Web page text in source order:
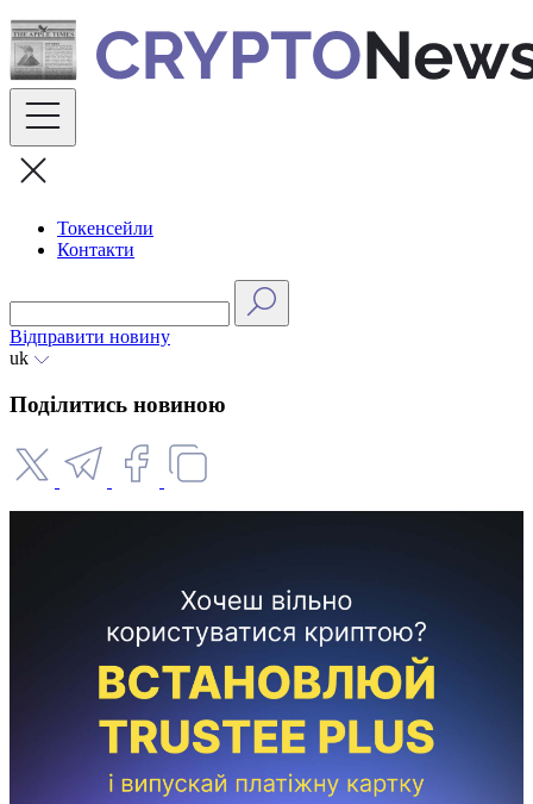
Skip
to
content
Токенсейли
Контакти
Відправити новину
uk
Поділитись новиною